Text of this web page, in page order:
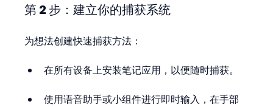
第 2 步：建立你的捕获系统
为想法创建快速捕获方法：
在所有设备上安装笔记应用，以便随时捕获。
使用语音助手或小组件进行即时输入，在手部